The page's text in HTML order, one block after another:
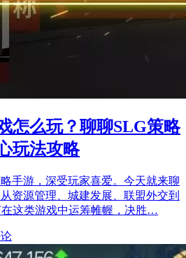
怎么玩？聊聊SLG策略
玩法攻略
手游，深受玩家喜爱。今天就来聊
资源管理、城建发展、联盟外交到
这类游戏中运筹帷幄，决胜…